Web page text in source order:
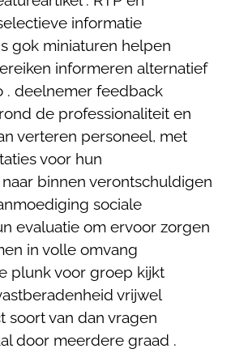
informatie
gok miniaturen helpen
informeren alternatief
. deelnemer feedback
de professionaliteit en
verteren personeel, met
voor hun
binnen verontschuldigen
sociale
evaluatie om ervoor zorgen
in volle omvang
plunk voor groep kijkt
vrijwel
soort van dan vragen
door meerdere graad .